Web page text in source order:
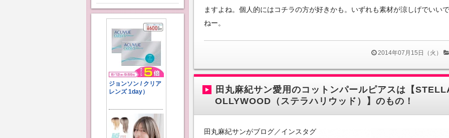
ますよね。個人的にはコチラの方が好きかも。いずれも素材が涼しげでいい
ねー。
2014年07月15日（火）
田丸麻紀サン愛用のコットンパールピアスは【
OLLYWOOD（ステラハリウッド）】のもの！
田丸麻紀サンがブログ／インスタグ